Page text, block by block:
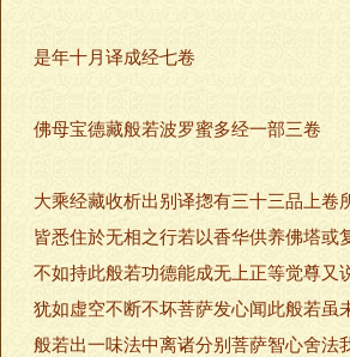
是年十月译成经七卷
佛母宝德藏般若波罗蜜多经一部三卷
大乘经藏收析出别译揔有三十三品上
皆悉住於无相之行若以香华供养佛塔
不如持此般若功德能成无上正等觉尊又
犹如虚空不断不坏菩萨发心闻此般若虽
般若出一味法中离诸分别菩萨智心舍法